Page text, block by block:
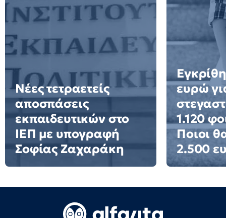
Νέες τετραετείς
αποσπάσεις
εκπαιδευτικών στο
ΙΕΠ με υπογραφή
Σοφίας Ζαχαράκη
ευρώ
1.120
Ποιοι
2.500